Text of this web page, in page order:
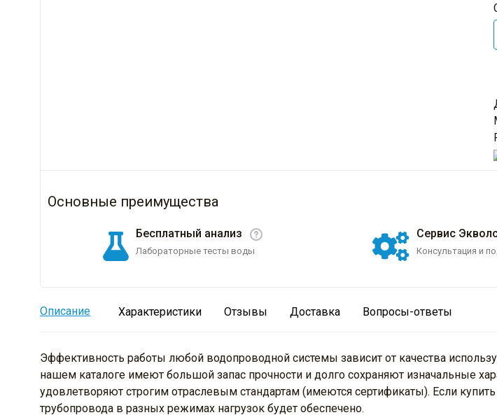
Основные преимущества
Бесплатный анализ
Лабораторные тесты воды
Сервис
Консультация и
Описание Характеристики Отзывы Доставка Вопросы-ответы
Эффективность работы любой водопроводной системы зависит от качества
нашем каталоге имеют большой запас прочности и долго сохраняют изначальные
удовлетворяют строгим отраслевым стандартам (имеются сертификаты). Если
трубопровода в разных режимах нагрузок будет обеспечено.